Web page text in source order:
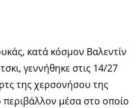
κατά κόσμον Βαλεντίν
γεννήθηκε στις 14/27
της χερσονήσου της
περιβάλλον μέσα στο οποίο